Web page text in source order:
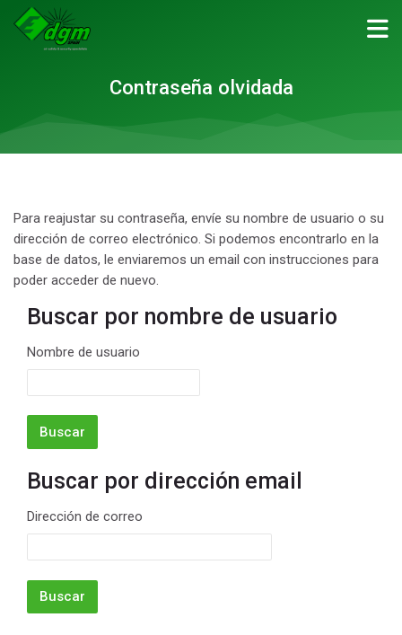
Skip to navigation
Skip to login form
Salta al contenido principal
Skip to accessibility options
Skip to footer
Skip accessibility options
Contraseña olvidada
Para reajustar su contraseña, envíe su nombre de usuario o su
dirección de correo electrónico. Si podemos encontrarlo en la
base de datos, le enviaremos un email con instrucciones para
poder acceder de nuevo.
Buscar por nombre de usuario
Buscar por nombre de usuario
Nombre de usuario
Buscar por dirección email
Buscar por dirección email
Dirección de correo